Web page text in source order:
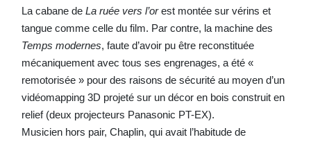
La cabane de La ruée vers l’orest montée sur vérins et
tangue comme celle du film. Par contre, la machine des
Temps modernes, faute d’avoir pu être reconstituée
mécaniquement avec tous ses engrenages, a été «
remotorisée » pour des raisons de sécurité au moyen d’un
vidéomapping 3D projeté sur un décor en bois construit en
relief (deux projecteurs Panasonic PT-EX).
Musicien hors pair, Chaplin, qui avait l’habitude de